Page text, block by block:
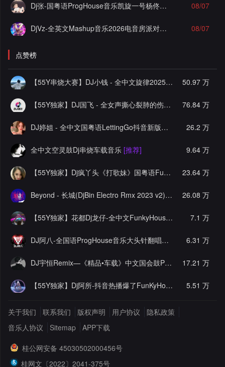
Dj张-国粤语ProgHouse音乐凯旋一号杨佟瑄杨小姐私人定制爱你但说不出口混搭实录串烧Vol.13 08/07
DjVz-全英文Mashup音乐2026电音房派对男女说唱气氛上头慢摇串烧 08/07
点赞榜
【55Y串烧大赛】DJ小钱 - 全中文旋律2025抖音热播精选串烧 50.97 万
【55Y独家】DJ国飞 - 全女声撕心裂肺的伤感情歌精选集-HiFi高清立体声车载连版大碟 76.84 万
DJ婷姐 - 全中文国粤语LettingGo抖音新版慢摇串烧 [推荐]
26.2 万
全中文空灵鼓Dj串烧车载音乐 [推荐] 9.64 万
【55Y独家】Dj疯丫头《打歌妹》国粤语Funk音乐抖音热播55Y车载串烧 23.64 万
Beyond - 长城(DjBin Electro Rmx 2023 v2)[热门]26.08 万
【55Y独家】花都Dj龙仔-全中文FunkyHouse音乐近期网络流行热播慢摇串烧 7.1 万
DJ阿八-全国语ProgHouse音乐大头针翻唱抖音热播专辑串烧 6.31 万
DJ宇恒Remix—《精品•车载》中文国会鼓ProgHouse [推荐]
17.21 万
【55Y独家】Dj阿所-抖音热播爆了FunKyHouse中英文串烧 5.51 万
关于我们 联系我们 版权声明 用户协议
隐私政策
音乐人协议
Sitemap APP下载
桂公网安备 45030502000456号
桂网文〔2022〕2041-375号